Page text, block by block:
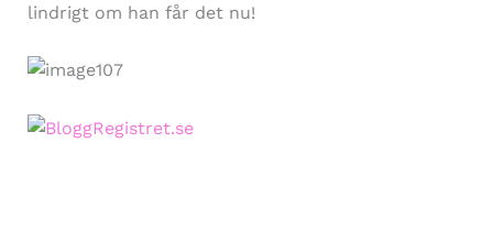
lindrigt om han får det nu!